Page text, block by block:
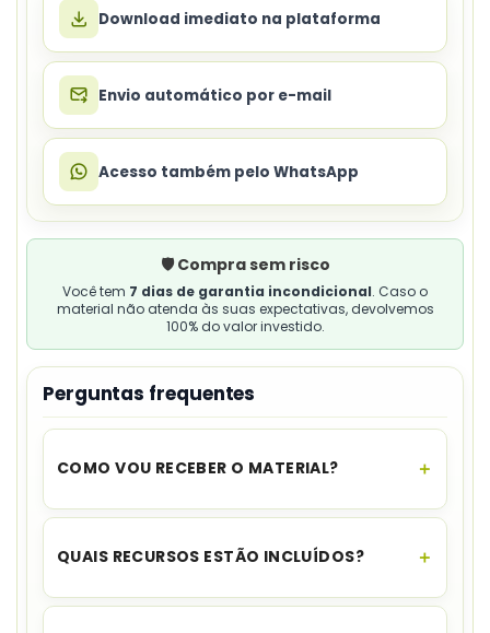
Download imediato na plataforma
Envio automático por e-mail
Acesso também pelo WhatsApp
🛡️ Compra sem risco
Você tem 7 dias de garantia incondicional. Caso o
material não atenda às suas expectativas, devolvemos
100% do valor investido.
Perguntas frequentes
COMO VOU RECEBER O MATERIAL?
O acesso é instantâneo.Assim que o
para download no seu e-mail e no WhatsApp,
QUAIS RECURSOS ESTÃO INCLUÍDOS?
O kit inclui livrinho, painel, medalha, viseira, tags